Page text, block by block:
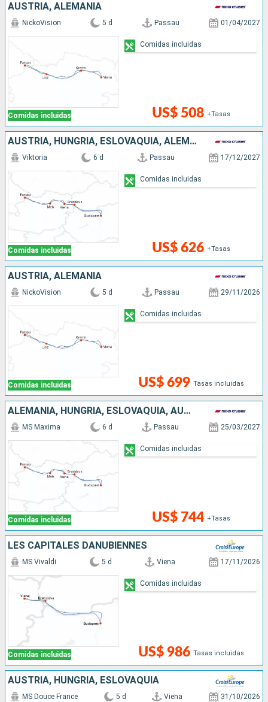
AUSTRIA, ALEMANIA
Comidas incluidas
NickoVision 5 d Passau 01/04/2027
US$ 508 +Tasas
Comidas incluidas
AUSTRIA, HUNGRÍA, ESLOVAQUIA, ALEMANIA
Comidas incluidas
Viktoria 6 d Passau 17/12/2027
US$ 626 +Tasas
Comidas incluidas
AUSTRIA, ALEMANIA
Comidas incluidas
NickoVision 5 d Passau 29/11/2026
US$ 699 Tasas incluidas
Comidas incluidas
ALEMANIA, HUNGRÍA, ESLOVAQUIA, AUSTRIA
Comidas incluidas
MS Maxima 6 d Passau 25/03/2027
US$ 744 +Tasas
Comidas incluidas
LES CAPITALES DANUBIENNES
Comidas incluidas
MS Vivaldi 5 d Viena 17/11/2026
US$ 986 Tasas incluidas
Comidas incluidas
AUSTRIA, HUNGRÍA, ESLOVAQUIA
MS Douce France 5 d Viena 31/10/2026